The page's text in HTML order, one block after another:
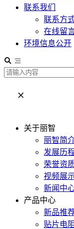
联系我们
联系方
在线留
环境信息公开
关于丽智
丽智简
发展历
荣誉资
视频展
新闻中
产品中心
新品推
贴片电阻